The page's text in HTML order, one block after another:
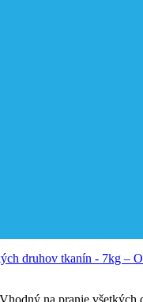
na pranie všetkých